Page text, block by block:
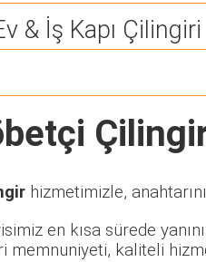
& İş Kapı
hizmetimizle,
en kısa sürede
memnuniyeti, kaliteli